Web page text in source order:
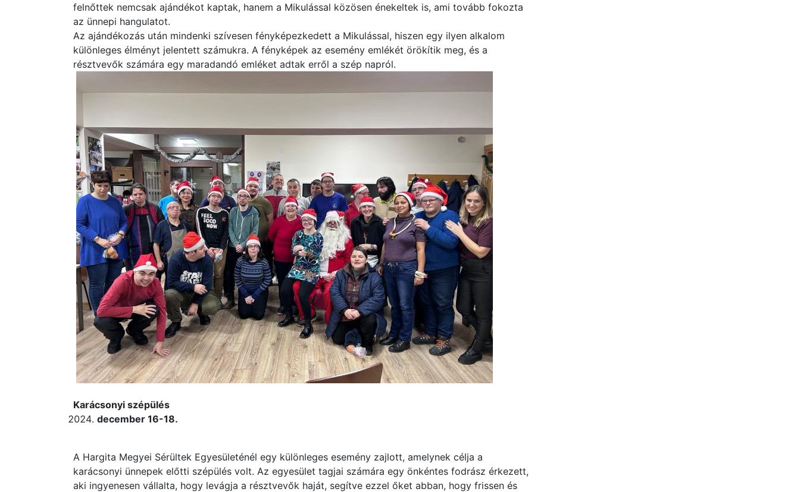
felnőttek nemcsak ajándékot kaptak, hanem a Mikulással közösen énekeltek is, ami tovább fokozta
az ünnepi hangulatot.
Az ajándékozás után mindenki szívesen fényképezkedett a Mikulással, hiszen egy ilyen alkalom
különleges élményt jelentett számukra. A fényképek az esemény emlékét örökítik meg, és a
résztvevők számára egy maradandó emléket adtak erről a szép napról.
Karácsonyi szépülés
december 16-18.
A Hargita Megyei Sérültek Egyesületénél egy különleges esemény zajlott, amelynek célja a
karácsonyi ünnepek előtti szépülés volt. Az egyesület tagjai számára egy önkéntes fodrász érkezett,
aki ingyenesen vállalta, hogy levágja a résztvevők haját, segítve ezzel őket abban, hogy frissen és